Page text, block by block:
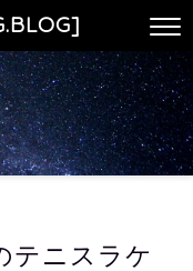
テニスラケ